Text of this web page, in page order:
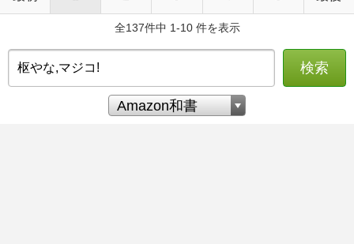
全137件中 1-10 件を表示
検索